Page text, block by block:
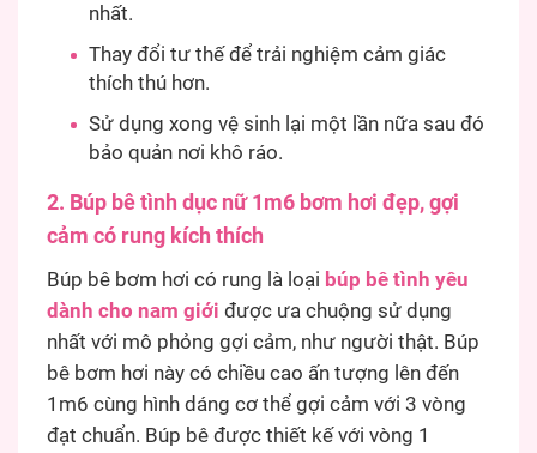
nhất.
Thay đổi tư thế để trải nghiệm cảm giác
thích thú hơn.
Sử dụng xong vệ sinh lại một lần nữa sau đó
bảo quản nơi khô ráo.
2. Búp bê tình dục nữ 1m6 bơm hơi đẹp, gợi
cảm có rung kích thích
Búp bê bơm hơi có rung là loại búp bê tình yêu
dành cho nam giới được ưa chuộng sử dụng
nhất với mô phỏng gợi cảm, như người thật. Búp
bê bơm hơi này có chiều cao ấn tượng lên đến
1m6 cùng hình dáng cơ thể gợi cảm với 3 vòng
đạt chuẩn. Búp bê được thiết kế với vòng 1